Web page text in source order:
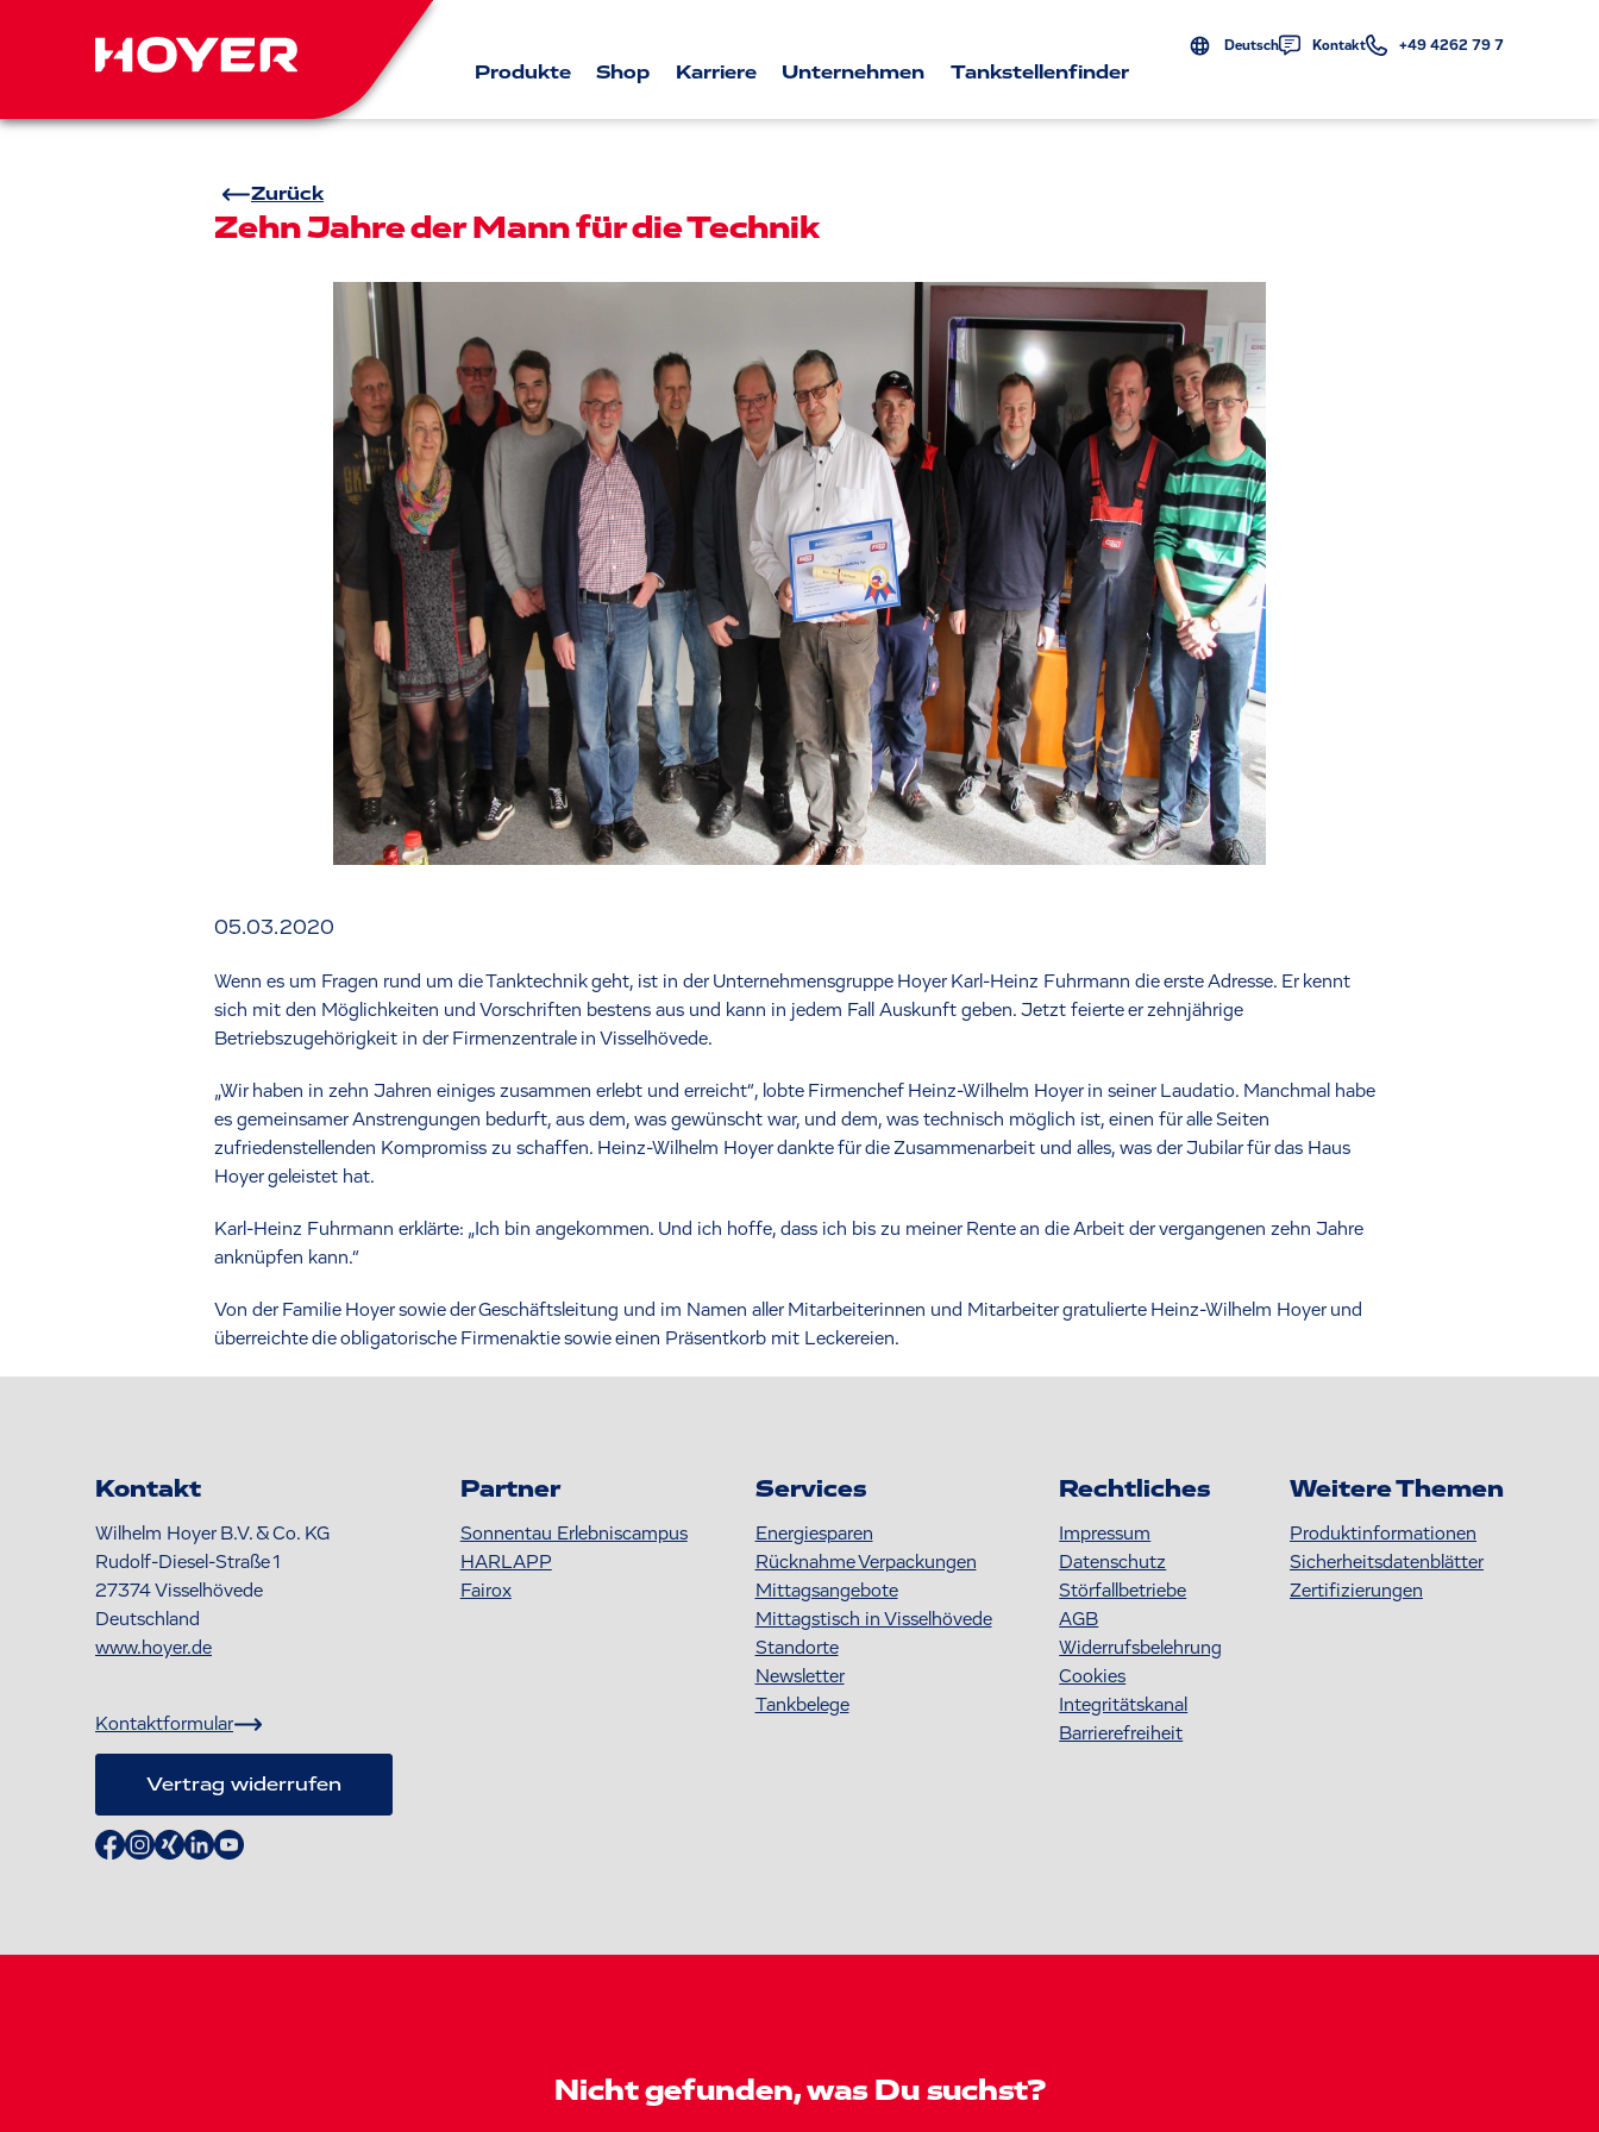
Deutsch Kontakt +49 4262 79 7
Produkte Shop Karriere Unternehmen Tankstellenfinder
Zurück
Zehn Jahre der Mann für die Technik
05.03.2020
Wenn es um Fragen rund um die Tanktechnik geht, ist in der Unternehmensgruppe Hoyer Karl-Heinz Fuhrmann die erste Adresse. Er kennt
sich mit den Möglichkeiten und Vorschriften bestens aus und kann in jedem Fall Auskunft geben. Jetzt feierte er zehnjährige
Betriebszugehörigkeit in der Firmenzentrale in Visselhövede.
„Wir haben in zehn Jahren einiges zusammen erlebt und erreicht“, lobte Firmenchef Heinz-Wilhelm Hoyer in seiner Laudatio. Manchmal habe
es gemeinsamer Anstrengungen bedurft, aus dem, was gewünscht war, und dem, was technisch möglich ist, einen für alle Seiten
zufriedenstellenden Kompromiss zu schaffen. Heinz-Wilhelm Hoyer dankte für die Zusammenarbeit und alles, was der Jubilar für das Haus
Hoyer geleistet hat.
Karl-Heinz Fuhrmann erklärte: „Ich bin angekommen. Und ich hoffe, dass ich bis zu meiner Rente an die Arbeit der vergangenen zehn Jahre
anknüpfen kann.“
Von der Familie Hoyer sowie der Geschäftsleitung und im Namen aller Mitarbeiterinnen und Mitarbeiter gratulierte Heinz-Wilhelm Hoyer und
überreichte die obligatorische Firmenaktie sowie einen Präsentkorb mit Leckereien.
Kontakt
Wilhelm Hoyer B.V. & Co. KG
Rudolf-Diesel-Straße 1
27374Visselhövede
Deutschland
www.hoyer.de
Kontaktformular
Vertrag widerrufen
Partner
Sonnentau Erlebniscampus
HARLAPP
Fairox
Services
Energiesparen
Rücknahme Verpackungen
Mittagsangebote
Mittagstisch in Visselhövede
Standorte
Newsletter
Tankbelege
Rechtliches
Impressum
Datenschutz
Störfallbetriebe
AGB
Widerrufsbelehrung
Cookies
Integritätskanal
Barrierefreiheit
Weitere Themen
Produktinformationen
S icherheitsdatenblätter
Zertifizierungen
Nicht gefunden, was Du suchst?